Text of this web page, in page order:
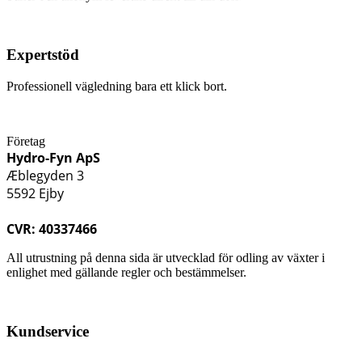
Expertstöd
Professionell vägledning bara ett klick bort.
Företag
Hydro-Fyn ApS
Æblegyden 3
5592 Ejby
CVR: 40337466
All utrustning på denna sida är utvecklad för odling av växter i
enlighet med gällande regler och bestämmelser.
Kundservice